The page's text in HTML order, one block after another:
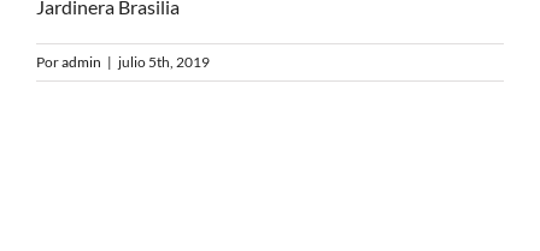
Jardinera Brasilia
Poradmin | julio 5th, 2019